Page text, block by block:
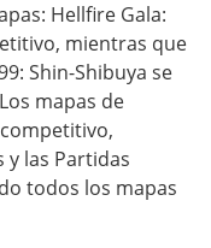
Hellfire Gala:
mientras que
Shin-Shibuya se
mapas de
y las Partidas
todos los mapas